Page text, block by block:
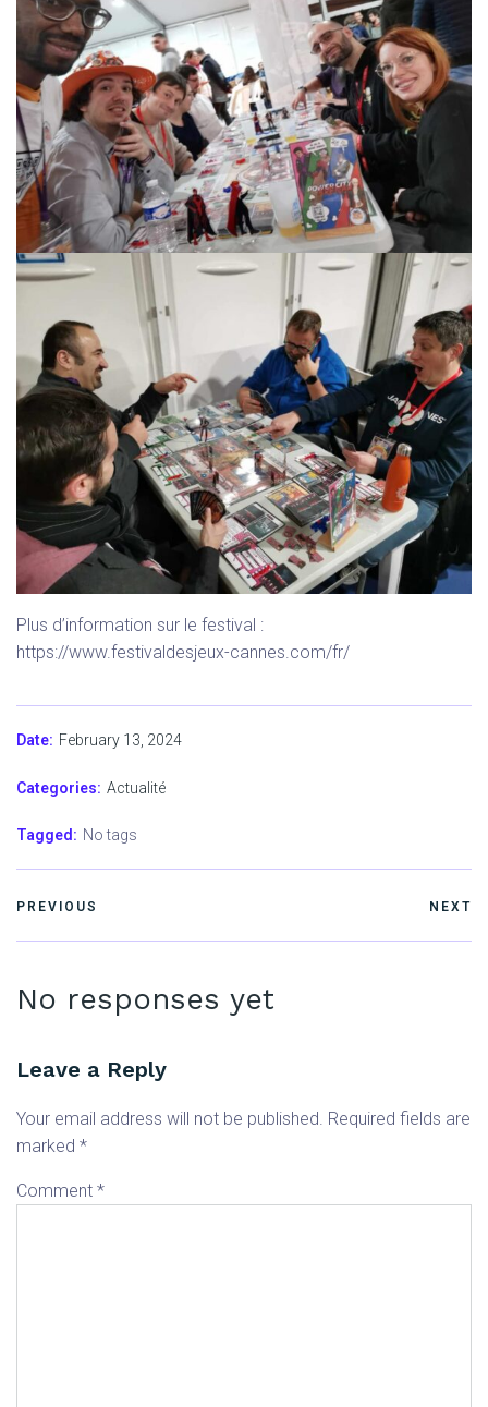
Plus d’information sur le festival :
https://www.festivaldesjeux-cannes.com/fr/
Date: February 13, 2024
Categories: Actualité
Tagged: No tags
PREVIOUS NEXT
No responses yet
Leave a Reply
Your email address will not be published. Required fields are
marked *
Comment *